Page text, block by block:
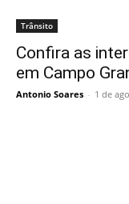
Trânsito
Confira as
em Campo
Antonio Soares - 1 de